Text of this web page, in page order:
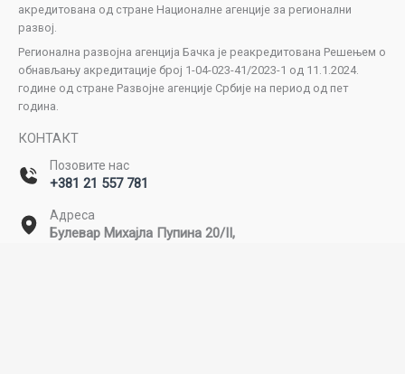
акредитована од стране Националне агенције за регионални
развој.
Регионална развојна агенција Бачка је реакредитована Решењем о
обнављању акредитације број 1-04-023-41/2023-1 од 11.1.2024.
године од стране Развојне агенције Србије на период од пет
година.
КОНТАКТ
Позовите нас
+381 21 557 781
Адреса
Булевар Михајла Пупина 20/II,